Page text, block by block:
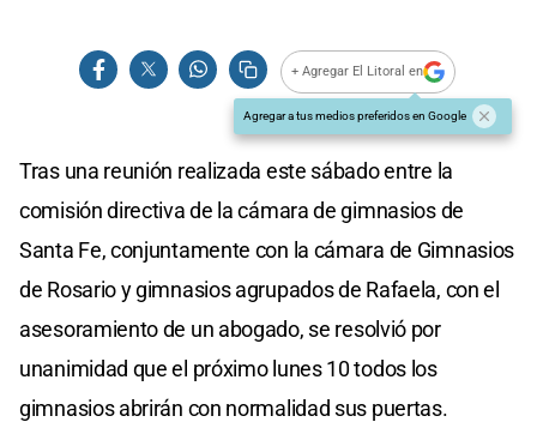
+ Agregar El Litoral en
Agregar a tus medios preferidos en Google
Tras una reunión realizada este sábado entre la
comisión directiva de la cámara de gimnasios de
Santa Fe, conjuntamente con la cámara de Gimnasios
de Rosario y gimnasios agrupados de Rafaela, con el
asesoramiento de un abogado, se resolvió por
unanimidad que el próximo lunes 10 todos los
gimnasios abrirán con normalidad sus puertas.